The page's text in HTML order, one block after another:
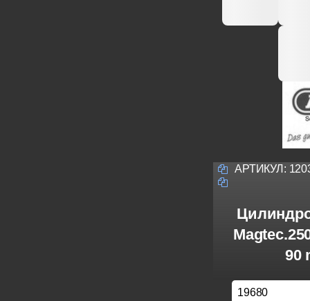
АРТИКУЛ:
90
19680